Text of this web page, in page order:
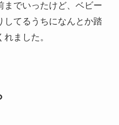
までいったけど、ベビー
してるうちになんとか踏
ました。